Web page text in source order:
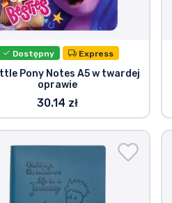
Dostępny Express
Pony Notes A5 w twardej
oprawie
30.14 zł